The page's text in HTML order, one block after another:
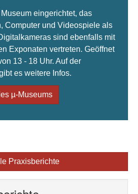
eingerichtet, das
Computer und Videospiele als
sind ebenfalls mit
Exponaten vertreten. Geöffnet
13 - 18 Uhr. Auf der
es weitere Infos.
µ-Museums
Praxisberichte